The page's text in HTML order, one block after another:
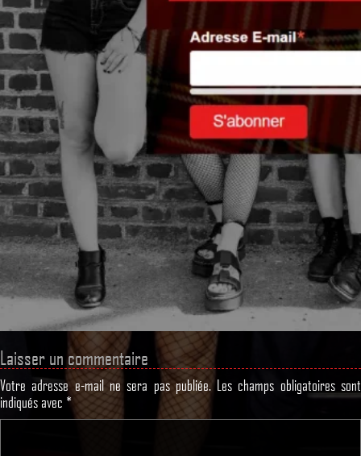
Laisser un commentaire
Votre adresse e-mail ne sera pas publiée. Les champs obligatoires sont
indiqués avec *